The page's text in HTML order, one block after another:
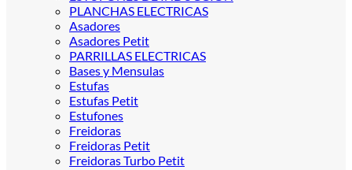
PLANCHAS ELECTRICAS
Asadores
Asadores Petit
PARRILLAS ELECTRICAS
Bases y Mensulas
Estufas
Estufas Petit
Estufones
Freidoras
Freidoras Petit
Freidoras Turbo Petit